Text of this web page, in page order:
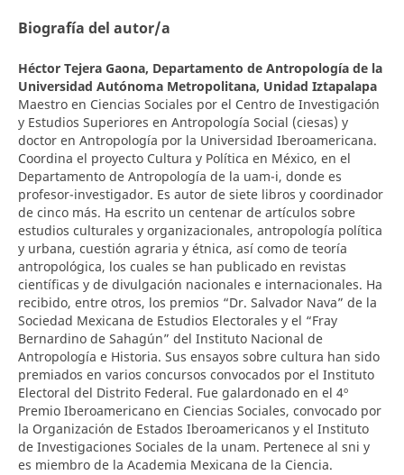
Biografía del autor/a
Héctor Tejera Gaona, Departamento de Antropología de la
Universidad Autónoma Metropolitana, Unidad Iztapalapa
Maestro en Ciencias Sociales por el Centro de Investigación
y Estudios Superiores en Antropología Social (ciesas) y
doctor en Antropología por la Universidad Iberoamericana.
Coordina el proyecto Cultura y Política en México, en el
Departamento de Antropología de la uam-i, donde es
profesor-investigador. Es autor de siete libros y coordinador
de cinco más. Ha escrito un centenar de artículos sobre
estudios culturales y organizacionales, antropología política
y urbana, cuestión agraria y étnica, así como de teoría
antropológica, los cuales se han publicado en revistas
científicas y de divulgación nacionales e internacionales. Ha
recibido, entre otros, los premios “Dr. Salvador Nava” de la
Sociedad Mexicana de Estudios Electorales y el “Fray
Bernardino de Sahagún” del Instituto Nacional de
Antropología e Historia. Sus ensayos sobre cultura han sido
premiados en varios concursos convocados por el Instituto
Electoral del Distrito Federal. Fue galardonado en el 4º
Premio Iberoamericano en Ciencias Sociales, convocado por
la Organización de Estados Iberoamericanos y el Instituto
de Investigaciones Sociales de la unam. Pertenece al sni y
es miembro de la Academia Mexicana de la Ciencia.